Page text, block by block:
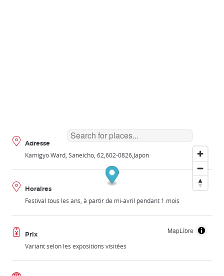
MapLibre
Adresse
Kamigyo Ward, Saneicho, 62 602-0826 Japon
Horaires
Festival tous les ans, à partir de mi-avril pendant 1 mois
Prix
Variant selon les expositions visitées